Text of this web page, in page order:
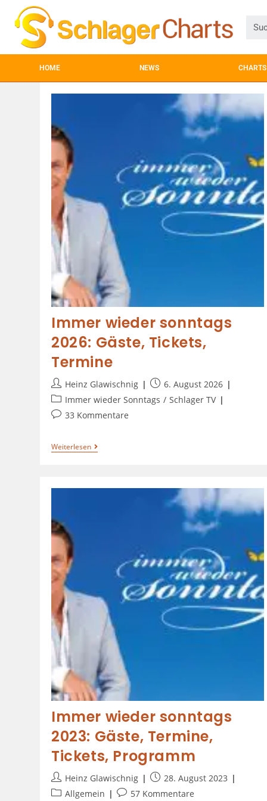
HOME NEWS CHARTS
Immer wieder sonntags
2026: Gäste, Tickets,
Termine
Heinz Glawischnig
6. August 2026
Immer wieder Sonntags / Schlager TV
33 Kommentare
Weiterlesen
Immer wieder sonntags
2023: Gäste, Termine,
Tickets, Programm
Heinz Glawischnig
28. August 2023
Allgemein
57 Kommentare